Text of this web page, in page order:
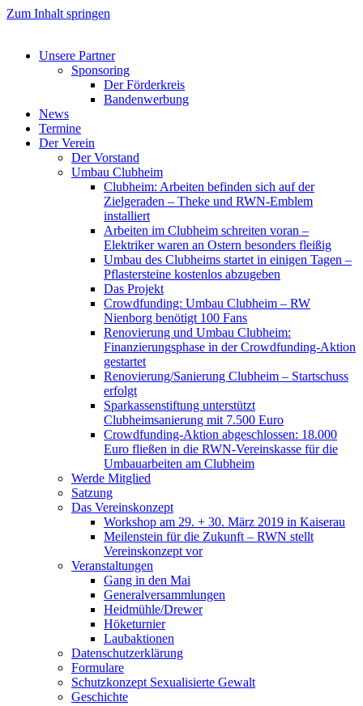
Zum Inhalt springen
Unsere Partner
Sponsoring
Der Förderkreis
Bandenwerbung
News
Termine
Der Verein
Der Vorstand
Umbau Clubheim
Clubheim: Arbeiten befinden sich auf der
Zielgeraden – Theke und RWN-Emblem
installiert
Arbeiten im Clubheim schreiten voran –
Elektriker waren an Ostern besonders fleißig
Umbau des Clubheims startet in einigen Tagen –
Pflastersteine kostenlos abzugeben
Das Projekt
Crowdfunding: Umbau Clubheim – RW
Nienborg benötigt 100 Fans
Renovierung und Umbau Clubheim:
Finanzierungsphase in der Crowdfunding-Aktion
gestartet
Renovierung/Sanierung Clubheim – Startschuss
erfolgt
Sparkassenstiftung unterstützt
Clubheimsanierung mit 7.500 Euro
Crowdfunding-Aktion abgeschlossen: 18.000
Euro fließen in die RWN-Vereinskasse für die
Umbauarbeiten am Clubheim
Werde Mitglied
Satzung
Das Vereinskonzept
Workshop am 29. + 30. März 2019 in Kaiserau
Meilenstein für die Zukunft – RWN stellt
Vereinskonzept vor
Veranstaltungen
Gang in den Mai
Generalversammlungen
Heidmühle/Drewer
Höketurnier
Laubaktionen
Datenschutzerklärung
Formulare
Schutzkonzept Sexualisierte Gewalt
Geschichte